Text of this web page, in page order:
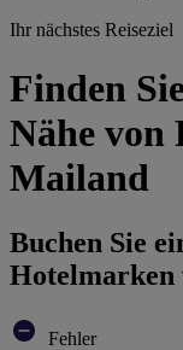
Ihr nächstes Reiseziel
Finden
Nähe von
Mailand
Buchen Sie
Hotelmarken
Fehler